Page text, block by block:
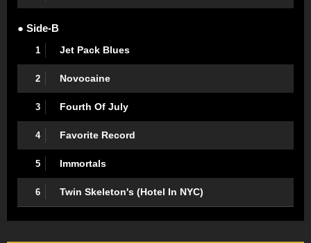
● Side-B
1 Jet Pack Blues
2 Novocaine
3 Fourth Of July
4 Favorite Record
5 Immortals
6 Twin Skeleton's (Hotel In NYC)